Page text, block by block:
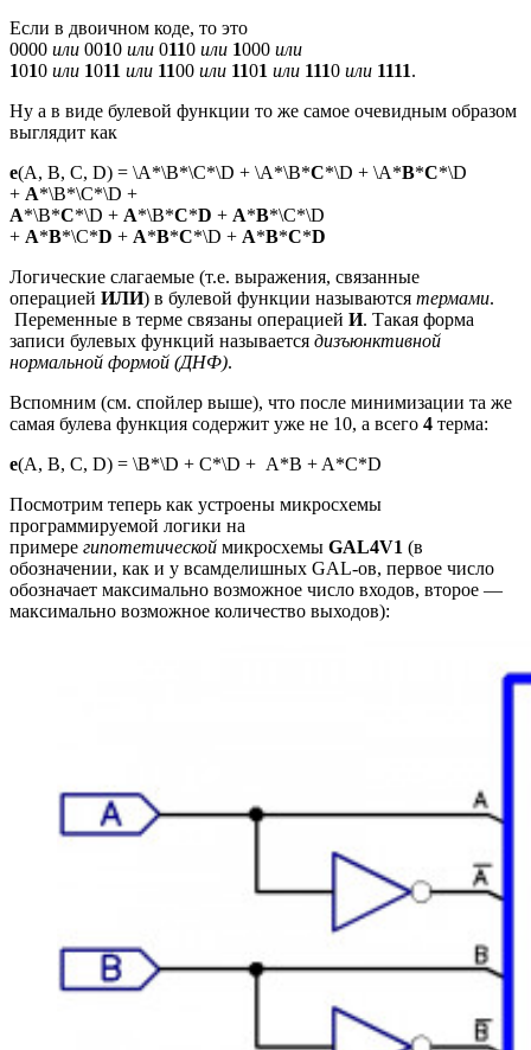
Если в двоичном коде, то это
0000 или 0010 или 0110 или 1000 или
1010 или 1011 или 1100 или 1101 или 1110 или 1111.
Ну а в виде булевой функции то же самое очевидным образом
выглядит как
e(A, B, C, D) = \A*\B*\C*\D + \A*\B*C*\D + \A*B*C*\D
+ A*\B*\C*\D +
A*\B*C*\D + A*\B*C*D + A*B*\C*\D
+ A*B*\C*D + A*B*C*\D + A*B*C*D
Логические слагаемые (т.е. выражения, связанные
операцией ИЛИ) в булевой функции называются термами.
Переменные в терме связаны операцией И. Такая форма
записи булевых функций называется дизъюнктивной
нормальной формой (ДНФ).
Вспомним (см. спойлер выше), что после минимизации та же
самая булева функция содержит уже не 10, а всего 4 терма:
e(A, B, C, D) = \B*\D + C*\D + A*B + A*C*D
Посмотрим теперь как устроены микросхемы
программируемой логики на
примере гипотетической микросхемы GAL4V1 (в
обозначении, как и у всамделишных GAL-ов, первое число
обозначает максимально возможное число входов, второе —
максимально возможное количество выходов):